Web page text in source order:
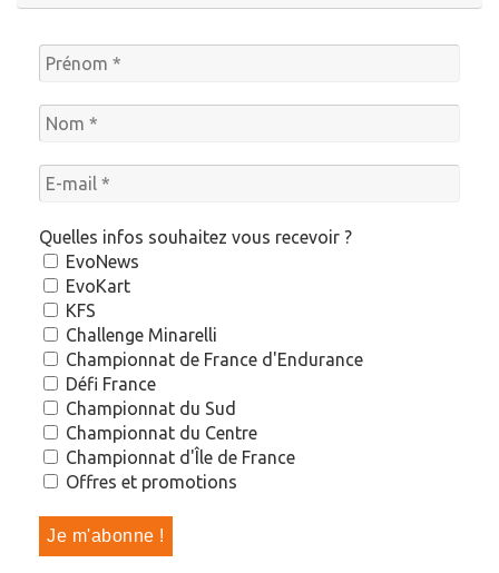
Quelles infos souhaitez vous recevoir ?
EvoNews
EvoKart
KFS
Challenge Minarelli
Championnat de France d'Endurance
Défi France
Championnat du Sud
Championnat du Centre
Championnat d'Île de France
Offres et promotions